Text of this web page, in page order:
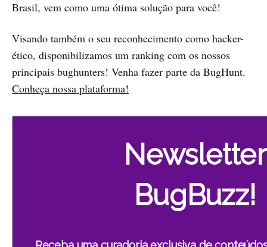
Brasil, vem como uma ótima solução para você!
Visando também o seu reconhecimento como hacker-
ético, disponibilizamos um ranking com os nossos
principais bughunters! Venha fazer parte da BugHunt.
Conheça nossa plataforma!
Newsletter
BugBuzz!